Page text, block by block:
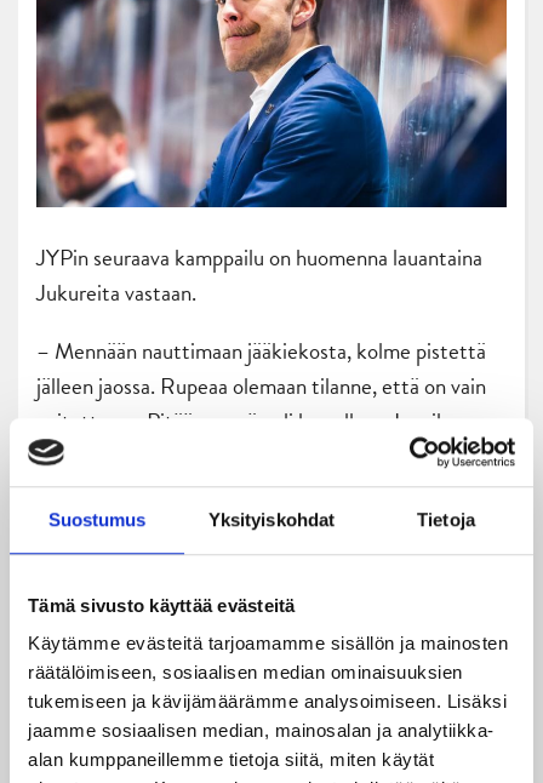
Suostumus Yksityiskohdat Tietoja
Tämä sivusto käyttää evästeitä
Käytämme evästeitä tarjoamamme sisällön ja mainosten
räätälöimiseen, sosiaalisen median ominaisuuksien
tukemiseen ja kävijämäärämme analysoimiseen. Lisäksi
jaamme sosiaalisen median, mainosalan ja analytiikka-
alan kumppaneillemme tietoja siitä, miten käytät
JYPin seuraava kamppailu on huomenna lauantaina
Jukureita vastaan.
– Mennään nauttimaan jääkiekosta, kolme pistettä
jälleen jaossa. Rupeaa olemaan tilanne, että on vain
voitettavaa. Pitää mennä peli kerrallaan, Lassila
päättää.
Toimittaja: Jere Korkalainen
Kuvat: Teemu Saarinen/Liiga